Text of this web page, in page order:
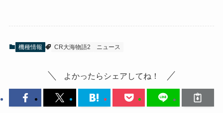
機種情報 CR大海物語2 ニュース
よかったらシェアしてね！